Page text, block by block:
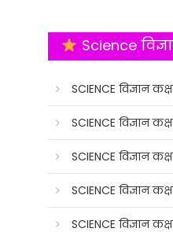
Science
SCIENCE विज्ञान
SCIENCE विज्ञान
SCIENCE विज्ञान
SCIENCE विज्ञान
SCIENCE विज्ञान